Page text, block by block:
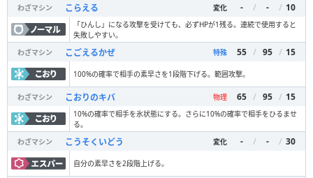
わざマシン こらえる 変化 - / - / 10
「ひんし」になる攻撃を受けても、必ずHPが1残る。連続で使用すると
失敗しやすい。
わざマシン
こごえるかぜ 特殊 55 / 95 / 15
100%の確率で相手の素早さを1段階下げる。範囲攻撃。
わざマシン こおりのキバ 物理 65 / 95 / 15
10%の確率で相手を氷状態にする。さらに10%の確率で相手をひるませ
る。
わざマシン
こうそくいどう 変化 - / - / 30
自分の素早さを2段階上げる。